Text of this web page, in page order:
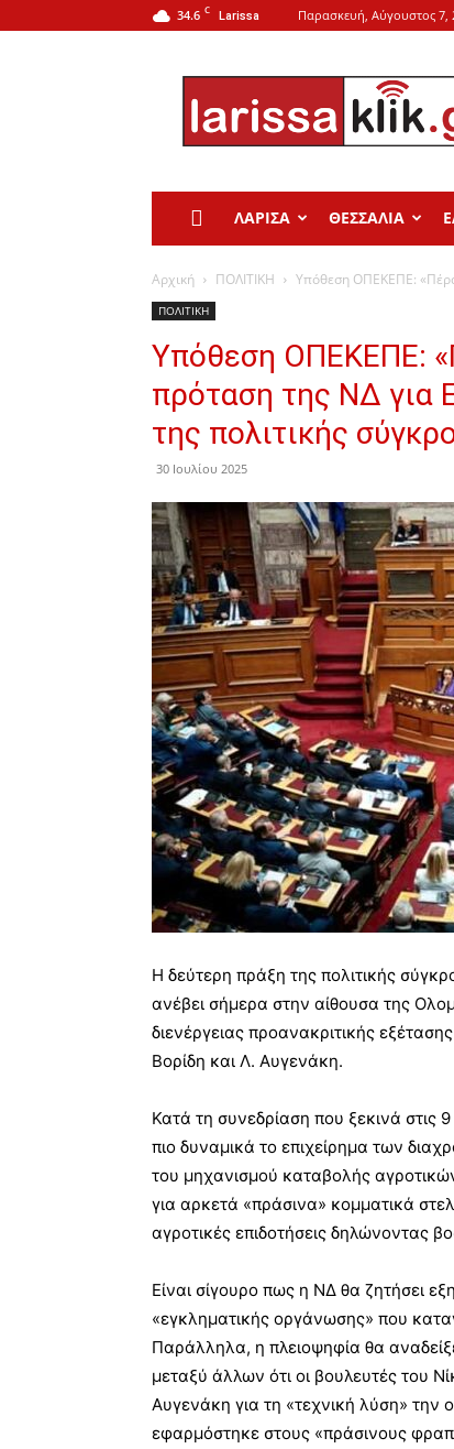
34.6 C Larissa Παρασκευή, Αύγουστος 7,
Larissa
ΛΑΡΙΣΑ ΘΕΣΣΑΛΙΑ
Αρχική ΠΟΛΙΤΙΚΗ Υπόθεση ΟΠΕΚΕΠΕ:
ΠΟΛΙΤΙΚΗ
Υπόθεση ΟΠΕΚΕΠΕ:
πρόταση της ΝΔ για
της πολιτικής
30 Ιουλίου 2025
Η δεύτερη πράξη της πολιτικής
ανέβει σήμερα στην αίθουσα της
διενέργειας προανακριτικής
Βορίδη και Λ. Αυγενάκη.
Κατά τη συνεδρίαση που ξεκινά στις
πιο δυναμικά το επιχείρημα των
του μηχανισμού καταβολής
για αρκετά «πράσινα» κομματικά
αγροτικές επιδοτήσεις δηλώνοντας
Είναι σίγουρο πως η ΝΔ θα ζητήσει
«εγκληματικής οργάνωσης» που
Παράλληλα, η πλειοψηφία θα
μεταξύ άλλων ότι οι βουλευτές του
Αυγενάκη για τη «τεχνική λύση» την
εφαρμόστηκε στους «πράσινους